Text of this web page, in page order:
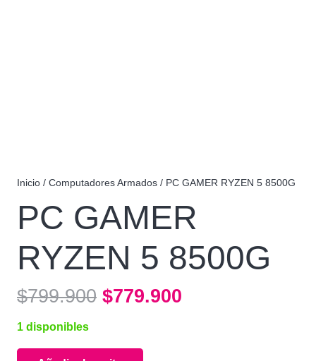
Inicio / Computadores Armados / PC GAMER RYZEN 5 8500G
PC GAMER
RYZEN 5 8500G
$799.900 El
era:
$779.900
1 disponibles